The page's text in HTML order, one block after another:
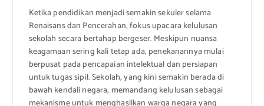
Ketika pendidikan menjadi semakin sekuler selama
Renaisans dan Pencerahan, fokus upacara kelulusan
sekolah secara bertahap bergeser. Meskipun nuansa
keagamaan sering kali tetap ada, penekanannya mulai
berpusat pada pencapaian intelektual dan persiapan
untuk tugas sipil. Sekolah, yang kini semakin berada di
bawah kendali negara, memandang kelulusan sebagai